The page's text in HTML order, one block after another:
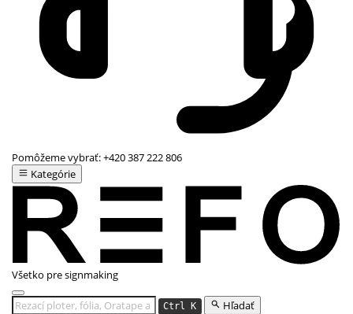
Pomôžeme vybrať:+420 387 222 806
Kategórie
Všetko pre signmaking
Ctrl K Hľadať